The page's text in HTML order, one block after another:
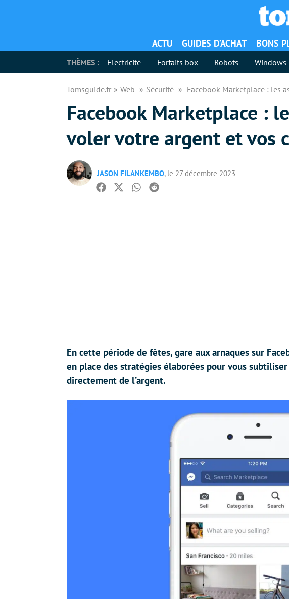
ACTU GUIDES D’ACHAT BONS
THÈMES : Electricité Forfaits box Robots Windows
Tomsguide.fr Web Sécurité Facebook Marketplace : les
Facebook Marketplace :
voler votre argent et vos
JASON FILANKEMBO, le 27 décembre 2023
Facebook
TwitterWhatsapp
Reddit
En cette période de fêtes, gare aux arnaques sur
en place des stratégies élaborées pour vous
directement de l’argent.